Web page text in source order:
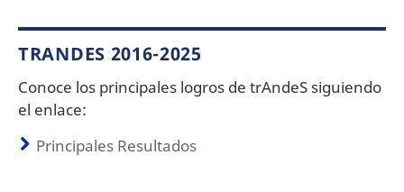
TRANDES 2016-2025
Conoce los principales logros de trAndeS siguiendo
el enlace:
Principales Resultados